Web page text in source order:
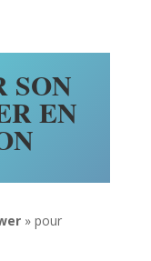
SON
EN
» pour